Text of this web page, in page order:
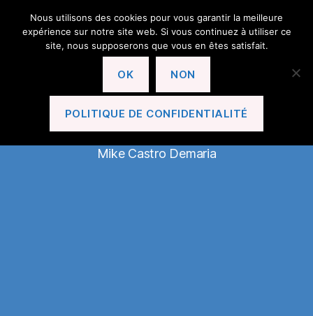
En Avant Le Cannet!
Mike Castro Demaria
Nous utilisons des cookies pour vous garantir la meilleure
expérience sur notre site web. Si vous continuez à utiliser ce
site, nous supposerons que vous en êtes satisfait.
OK NON
POLITIQUE DE CONFIDENTIALITÉ